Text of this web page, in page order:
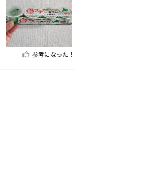
参考になった！